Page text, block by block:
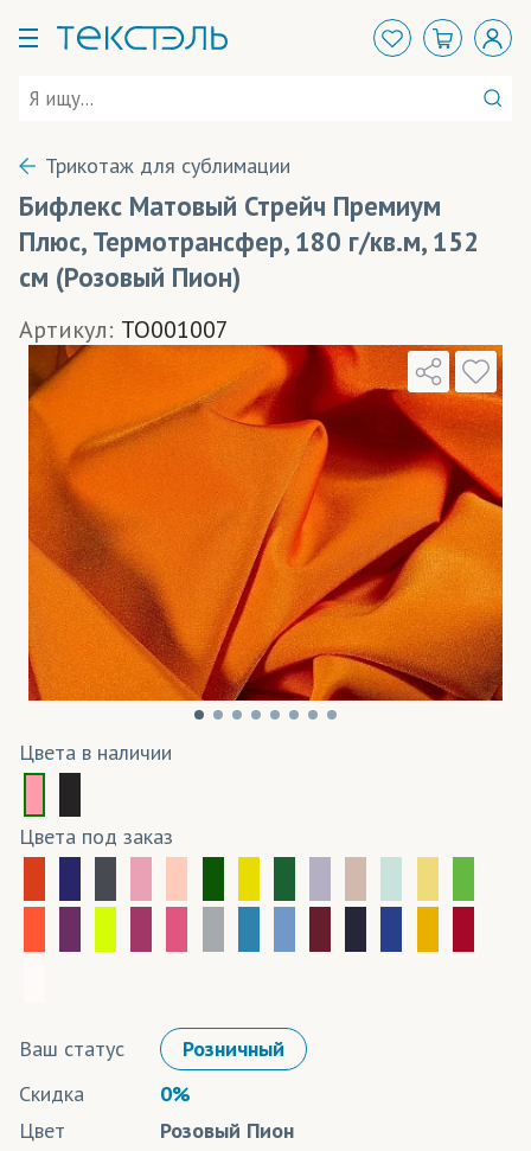
Трикотаж для сублимации
Бифлекс Матовый Стрейч Премиум
Плюс, Термотрансфер, 180 г/кв.м, 152
см (Розовый Пион)
Артикул: TO001007
Цвета в наличии
Цвета под заказ
Ваш статус
Розничный
Скидка
0%
Цвет
Розовый Пион